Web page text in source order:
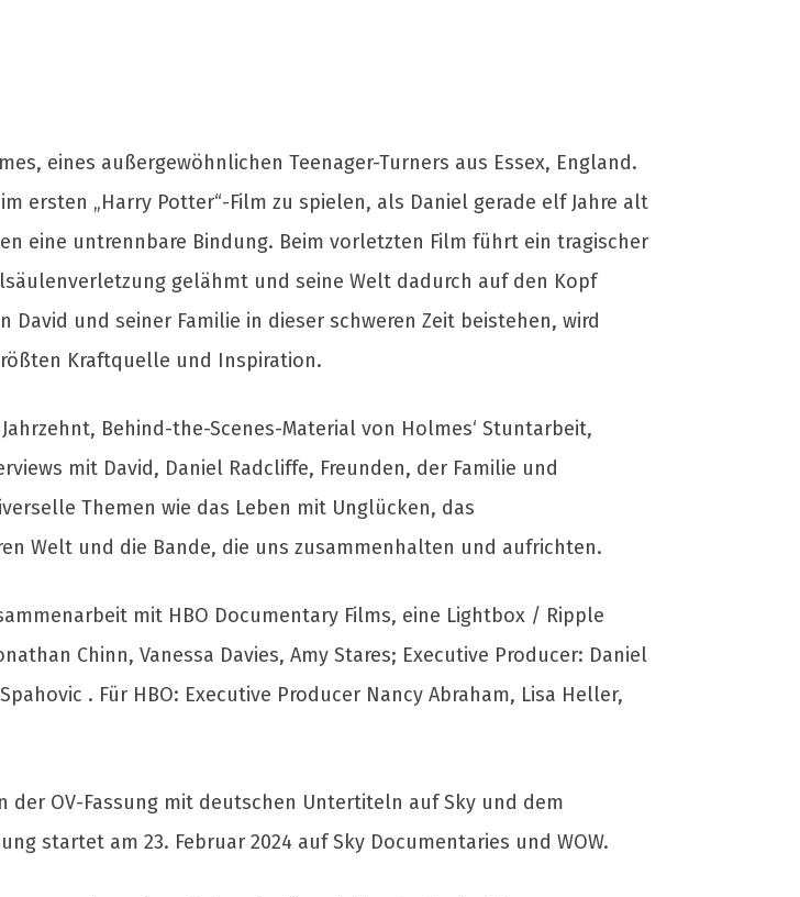
eines außergewöhnlichen Teenager-Turners aus Essex, England.
ersten „Harry Potter“-Film zu spielen, als Daniel gerade elf Jahre alt
eine untrennbare Bindung. Beim vorletzten Film führt ein tragischer
gelähmt und seine Welt dadurch auf den Kopf
und seiner Familie in dieser schweren Zeit beistehen, wird
Kraftquelle und Inspiration.
Behind-the-Scenes-Material von Holmes‘ Stuntarbeit,
mit David, Daniel Radcliffe, Freunden, der Familie und
Themen wie das Leben mit Unglücken, das
Welt und die Bande, die uns zusammenhalten und aufrichten.
mit HBO Documentary Films, eine Lightbox / Ripple
Chinn, Vanessa Davies, Amy Stares; Executive Producer: Daniel
. Für HBO: Executive Producer Nancy Abraham, Lisa Heller,
der OV-Fassung mit deutschen Untertiteln auf Sky und dem
startet am 23. Februar 2024 auf Sky Documentaries und WOW.